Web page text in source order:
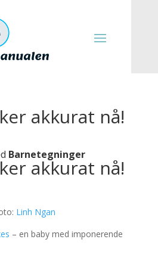
akkurat nå!
Barnetegninger
akkurat nå!
Linh Ngan
– en baby med imponerende